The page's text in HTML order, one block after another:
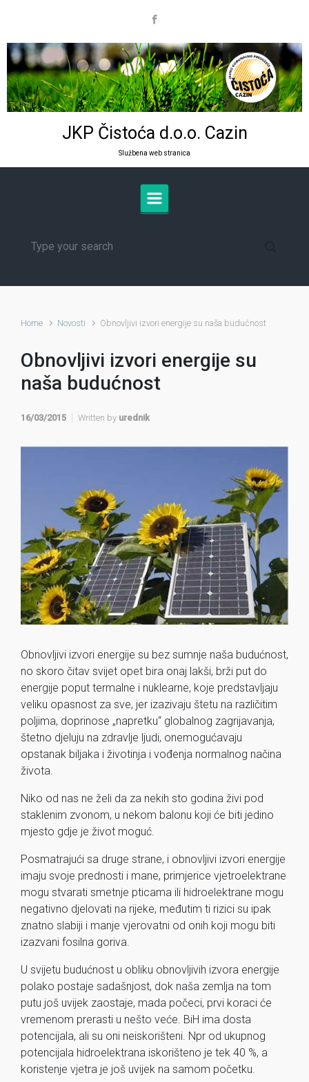
JKP Čistoća d.o.o. Cazin
Službena web stranica
Home Novosti Obnovljivi izvori energije su naša budućnost
Obnovljivi izvori energije su
naša budućnost
16/03/2015 Written by urednik
Obnovljivi izvori energije su bez sumnje naša budućnost,
no skoro čitav svijet opet bira onaj lakši, brži put do
energije poput termalne i nuklearne, koje predstavljaju
veliku opasnost za sve, jer izazivaju štetu na različitim
poljima, doprinose „napretku“ globalnog zagrijavanja,
štetno djeluju na zdravlje ljudi, onemogućavaju
opstanak biljaka i životinja i vođenja normalnog načina
života.
Niko od nas ne želi da za nekih sto godina živi pod
staklenim zvonom, u nekom balonu koji će biti jedino
mjesto gdje je život moguć.
Posmatrajući sa druge strane, i obnovljivi izvori energije
imaju svoje prednosti i mane, primjerice vjetroelektrane
mogu stvarati smetnje pticama ili hidroelektrane mogu
negativno djelovati na rijeke, međutim ti rizici su ipak
znatno slabiji i manje vjerovatni od onih koji mogu biti
izazvani fosilna goriva.
U svijetu budućnost u obliku obnovljivih izvora energije
polako postaje sadašnjost, dok naša zemlja na tom
putu još uvijek zaostaje, mada počeci, prvi koraci će
vremenom prerasti u nešto veće. BiH ima dosta
potencijala, ali su oni neiskorišteni. Npr od ukupnog
potencijala hidroelektrana iskorišteno je tek 40 %, a
koristenje vjetra je još uvijek na samom početku.